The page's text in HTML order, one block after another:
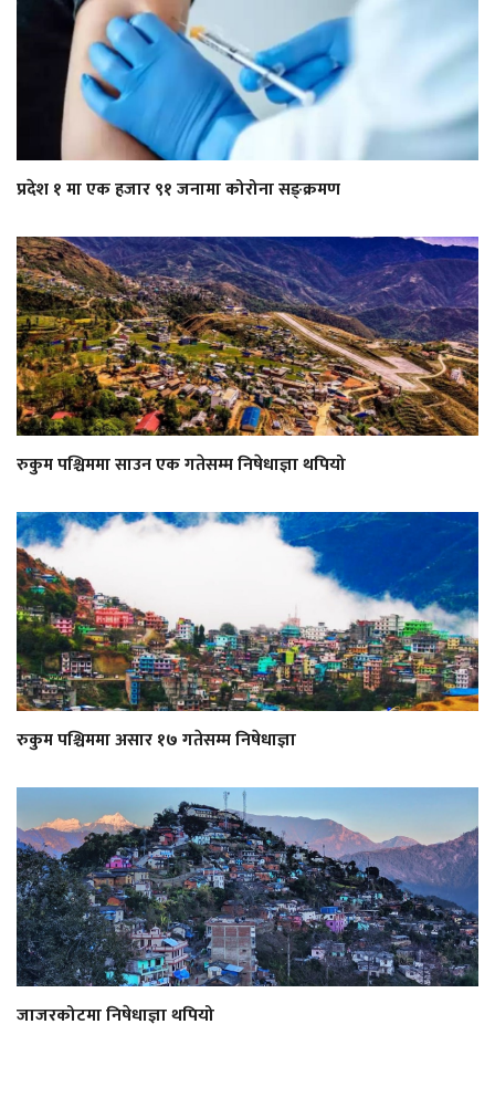
प्रदेश १ मा एक हजार ९१ जनामा कोरोना सङ्क्रमण
रुकुम पश्चिममा साउन एक गतेसम्म निषेधाज्ञा थपियो
रुकुम पश्चिममा असार १७ गतेसम्म निषेधाज्ञा
जाजरकोटमा निषेधाज्ञा थपियो